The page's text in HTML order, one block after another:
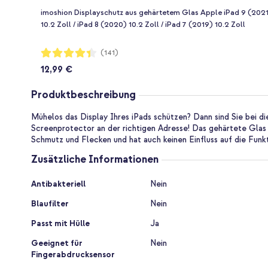
imoshion Displayschutz aus gehärtetem Glas Apple iPad 9
10.2 Zoll / iPad 8 (2020) 10.2 Zoll / iPad 7 (2019) 10.2 Zoll
Bewertung:
87%
(141)
12,99 €
Produktbeschreibung
Mühelos das Display Ihres iPads schützen? Dann sind Sie bei
Screenprotector an der richtigen Adresse! Das gehärtete
Schmutz und Flecken und hat auch keinen Einfluss auf die
Zusätzliche Informationen
Zusätzliche
Antibakteriell
Nein
Blaufilter
Nein
Passt mit Hülle
Ja
Geeignet für
Fingerabdrucksensor
Nein